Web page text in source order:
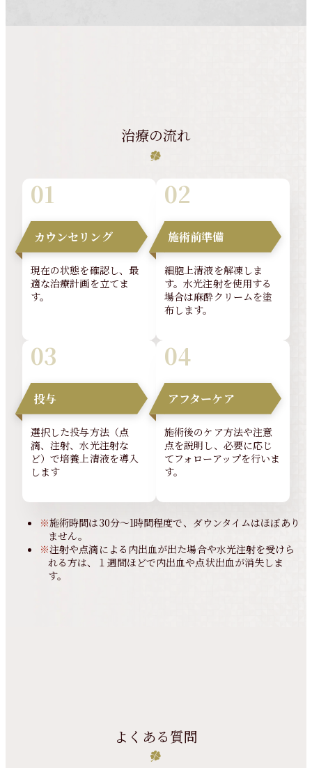
治療の流れ
カウンセリング
現在の状態を確認し、最
適な治療計画を立てま
す。
施術前準備
細胞上清液を解凍しま
す。水光注射を使用する
場合は麻酔クリームを塗
布します。
投与
選択した投与方法（点
滴、注射、水光注射な
ど）で培養上清液を導入
します
アフターケア
施術後のケア方法や注意
点を説明し、必要に応じ
てフォローアップを行いま
す。
※施術時間は30分～1時間程度で、ダウンタイムはほぼあり
ません。
※注射や点滴による内出血が出た場合や水光注射を受けら
れる方は、１週間ほどで内出血や点状出血が消失しま
す。
よくある質問